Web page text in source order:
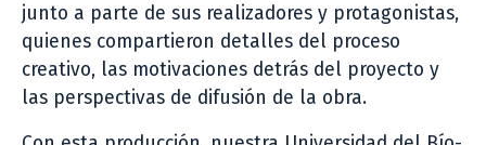
junto a parte de sus realizadores y protagonistas,
quienes compartieron detalles del proceso
creativo, las motivaciones detrás del proyecto y
las perspectivas de difusión de la obra.